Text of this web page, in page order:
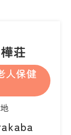
荘
人保健